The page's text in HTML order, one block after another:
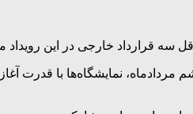
سه قرارداد خارجی در این
نمایشگاه‌ها با قدرت